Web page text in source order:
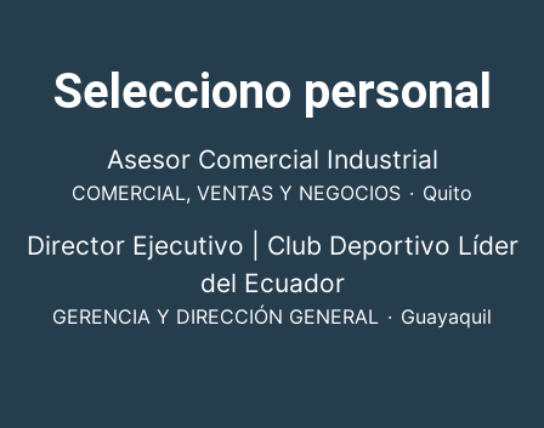
Selecciono personal
Asesor Comercial Industrial
COMERCIAL, VENTAS Y NEGOCIOS · Quito
Director Ejecutivo | Club Deportivo Líder
del Ecuador
GERENCIA Y DIRECCIÓN GENERAL · Guayaquil